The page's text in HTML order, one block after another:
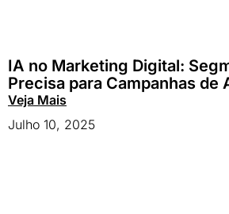
IA no Marketing Digital:
Precisa para Campanhas de
Veja Mais
Julho 10, 2025